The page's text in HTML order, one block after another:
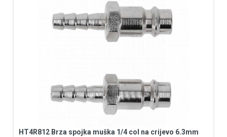
HT4R812 Brza spojka muška 1/4 col na crijevo 6.3mm